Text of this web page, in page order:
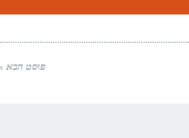
פוסט הבא